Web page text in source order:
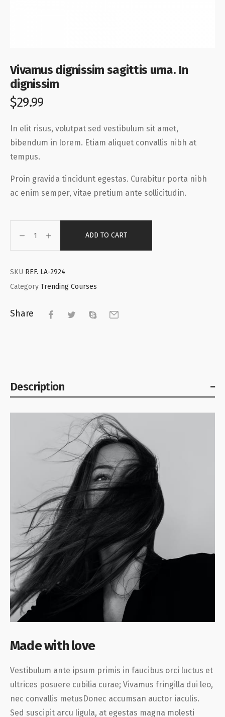
Vivamus dignissim sagittis urna. In
dignissim
$29.99
In elit risus, volutpat sed vestibulum sit amet,
bibendum in lorem. Etiam aliquet convallis nibh at
tempus.
Proin gravida tincidunt egestas. Curabitur porta nibh
ac enim semper, vitae pretium ante sollicitudin.
ADD TO CART
SKU REF. LA-2924
Category Trending Courses
Share
Description
Made with love
Vestibulum ante ipsum primis in faucibus orci luctus et
ultrices posuere cubilia curae; Vivamus fringilla dui leo,
nec convallis metusDonec accumsan auctor iaculis.
Sed suscipit arcu ligula, at egestas magna molesti